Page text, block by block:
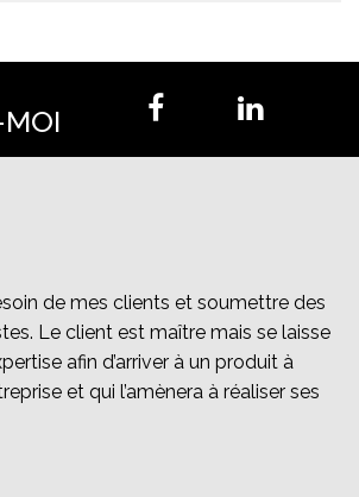
de mes clients et soumettre des
Le client est maître mais se laisse
afin d’arriver à un produit à
et qui l’amènera à réaliser ses